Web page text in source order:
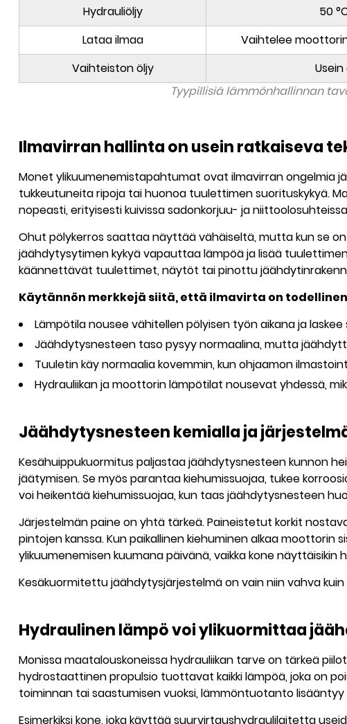
Tyypillisiä lämmönhallinnan
Hydrauliöljy
50
Lataa ilmaa
Vaihtelee
Vaihteiston öljy
Usein
Ilmavirran hallinta on usein ratkaiseva
Monet ylikuumenemistapahtumat ovat ilmavirran ongelmia
tukkeutuneita ripoja tai huonoa tuulettimen suorituskykyä.
nopeasti, erityisesti kuivissa sadonkorjuu- ja
Ohut pölykerros saattaa näyttää vähäiseltä, mutta kun se
jäähdytysytimen kykyä vapauttaa lämpöä ja lisää
käännettävät tuulettimet, näytöt tai pinottu
Käytännön merkkejä siitä, että ilmavirta on
Lämpötila nousee vähitellen pölyisen työn aikana ja
Jäähdytysnesteen taso pysyy normaalina, mutta
Tuuletin käy normaalia kovemmin, kun ohjaamon
Hydrauliikan ja moottorin lämpötilat nousevat yhdessä,
Jäähdytysnesteen kemialla ja
Kesähuippukuormitus paljastaa jäähdytysnesteen kunnon
jäätymisen. Se myös parantaa kiehumissuojaa, tukee
voi heikentää kiehumissuojaa, kun taas jäähdytysnesteen
Järjestelmän paine on yhtä tärkeä. Paineistetut korkit
pintojen kanssa. Kun paikallinen kiehuminen alkaa moottorin
ylikuumenemisen kuumana päivänä, vaikka kone näyttäisikin
Kesäkuormitettu jäähdytysjärjestelmä on vain niin vahva
Hydraulinen lämpö voi ylikuormittaa
Monissa maatalouskoneissa hydrauliikan tarve on tärkeä
hydrostaattinen propulsio tuottavat kaikki lämpöä, joka on
toiminnan tai saastumisen vuoksi, lämmöntuotanto
Esimerkiksi kone, joka käyttää suurvirtaushydraulilaitetta